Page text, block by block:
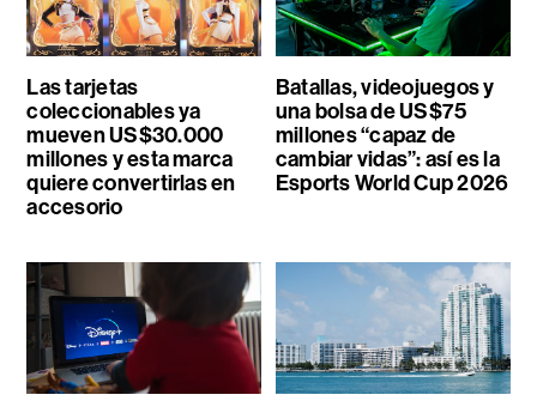
Las tarjetas
coleccionables ya
mueven US$30.000
millones y esta marca
quiere convertirlas en
accesorio
Batallas, videojuegos y
una bolsa de US$75
millones “capaz de
cambiar vidas”: así es la
Esports World Cup 2026